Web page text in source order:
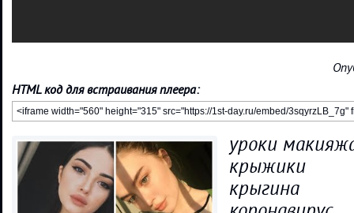
HTML код для встраивания плеера:
уроки
крыжики
крыгина